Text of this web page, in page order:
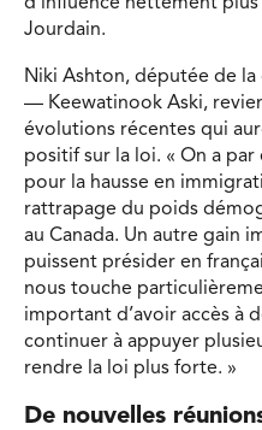
Jourdain.
Niki Ashton, députée de
— Keewatinook Aski,
évolutions récentes qui
positif sur la loi. « On a
pour la hausse en
rattrapage du poids
au Canada. Un autre gain
puissent présider en
nous touche
important d’avoir accès à
continuer à appuyer
rendre la loi plus forte. »
De nouvelles